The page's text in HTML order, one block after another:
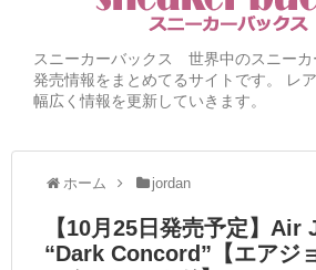
スニーカーバックス 世界中のスニーカ
発売情報をまとめてるサイトです。 レ
幅広く情報を更新していきます。
ホーム jordan
【10月25日発売予定】Air
“Dark Concord”【エアジ